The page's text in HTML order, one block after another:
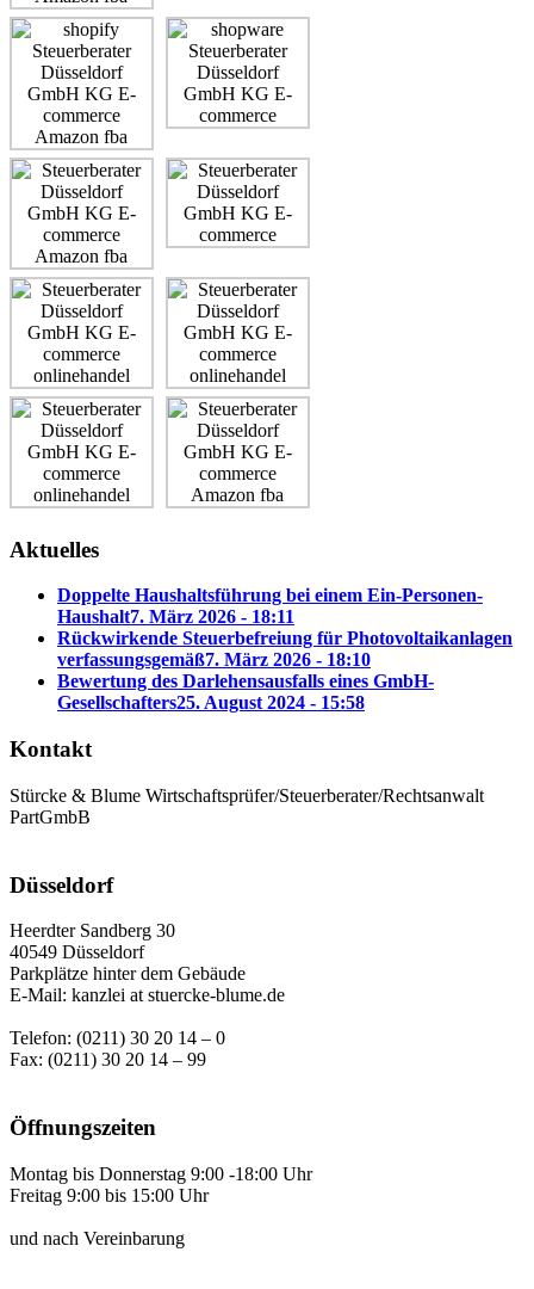
Aktuelles
Doppelte Haushaltsführung bei einem Ein-Personen-
Haushalt7. März 2026 - 18:11
Rückwirkende Steuerbefreiung für Photovoltaikanlagen
verfassungsgemäß7. März 2026 - 18:10
Bewertung des Darlehensausfalls eines GmbH-
Gesellschafters25. August 2024 - 15:58
Kontakt
Stürcke & Blume Wirtschaftsprüfer/Steuerberater/Rechtsanwalt
PartGmbB
Düsseldorf
Heerdter Sandberg 30
40549 Düsseldorf
Parkplätze hinter dem Gebäude
E-Mail: kanzlei at stuercke-blume.de
Telefon: (0211) 30 20 14 – 0
Fax: (0211) 30 20 14 – 99
Öffnungszeiten
Montag bis Donnerstag 9:00 -18:00 Uhr
Freitag 9:00 bis 15:00 Uhr
und nach Vereinbarung